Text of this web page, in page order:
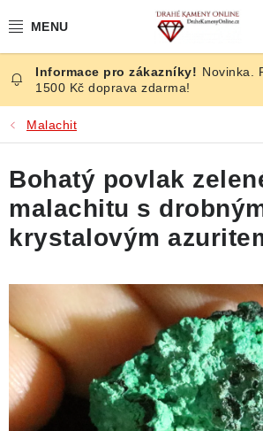
na
ČESKÉ KAMENY
ŠPERKY
KAMENY ZE SVĚTA
BROUŠENÉ
KRYSTALY
ČLÁNKY
Novinka.
1500 Kč doprava zdarma!
Malachit
Bohatý povlak
malachitu s
krystalovým